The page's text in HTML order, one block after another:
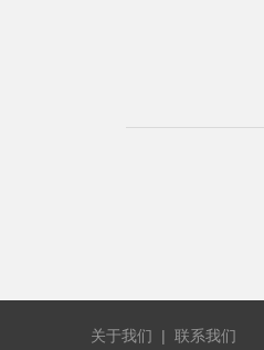
关于我们 | 联系我们